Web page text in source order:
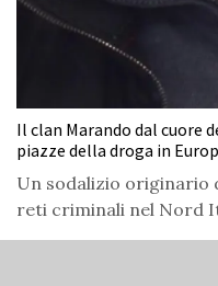
Il clan Marando dal cuore
piazze della droga in
Un sodalizio originario
reti criminali nel Nord